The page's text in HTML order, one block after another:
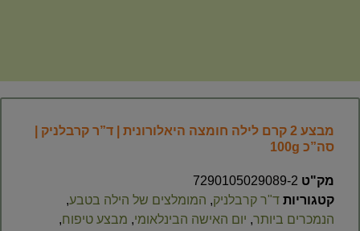
מבצע 2 קרם לילה חומצה היאלורונית | ד”ר קרבלניק |
סה”כ 100g
מק"ט 7290105029089-2
קטגוריות ד"ר קרבלניק, המומלצים של הילה בטבע,
הנמכרים ביותר, יום האישה הבינלאומי, מבצע טיפוח,